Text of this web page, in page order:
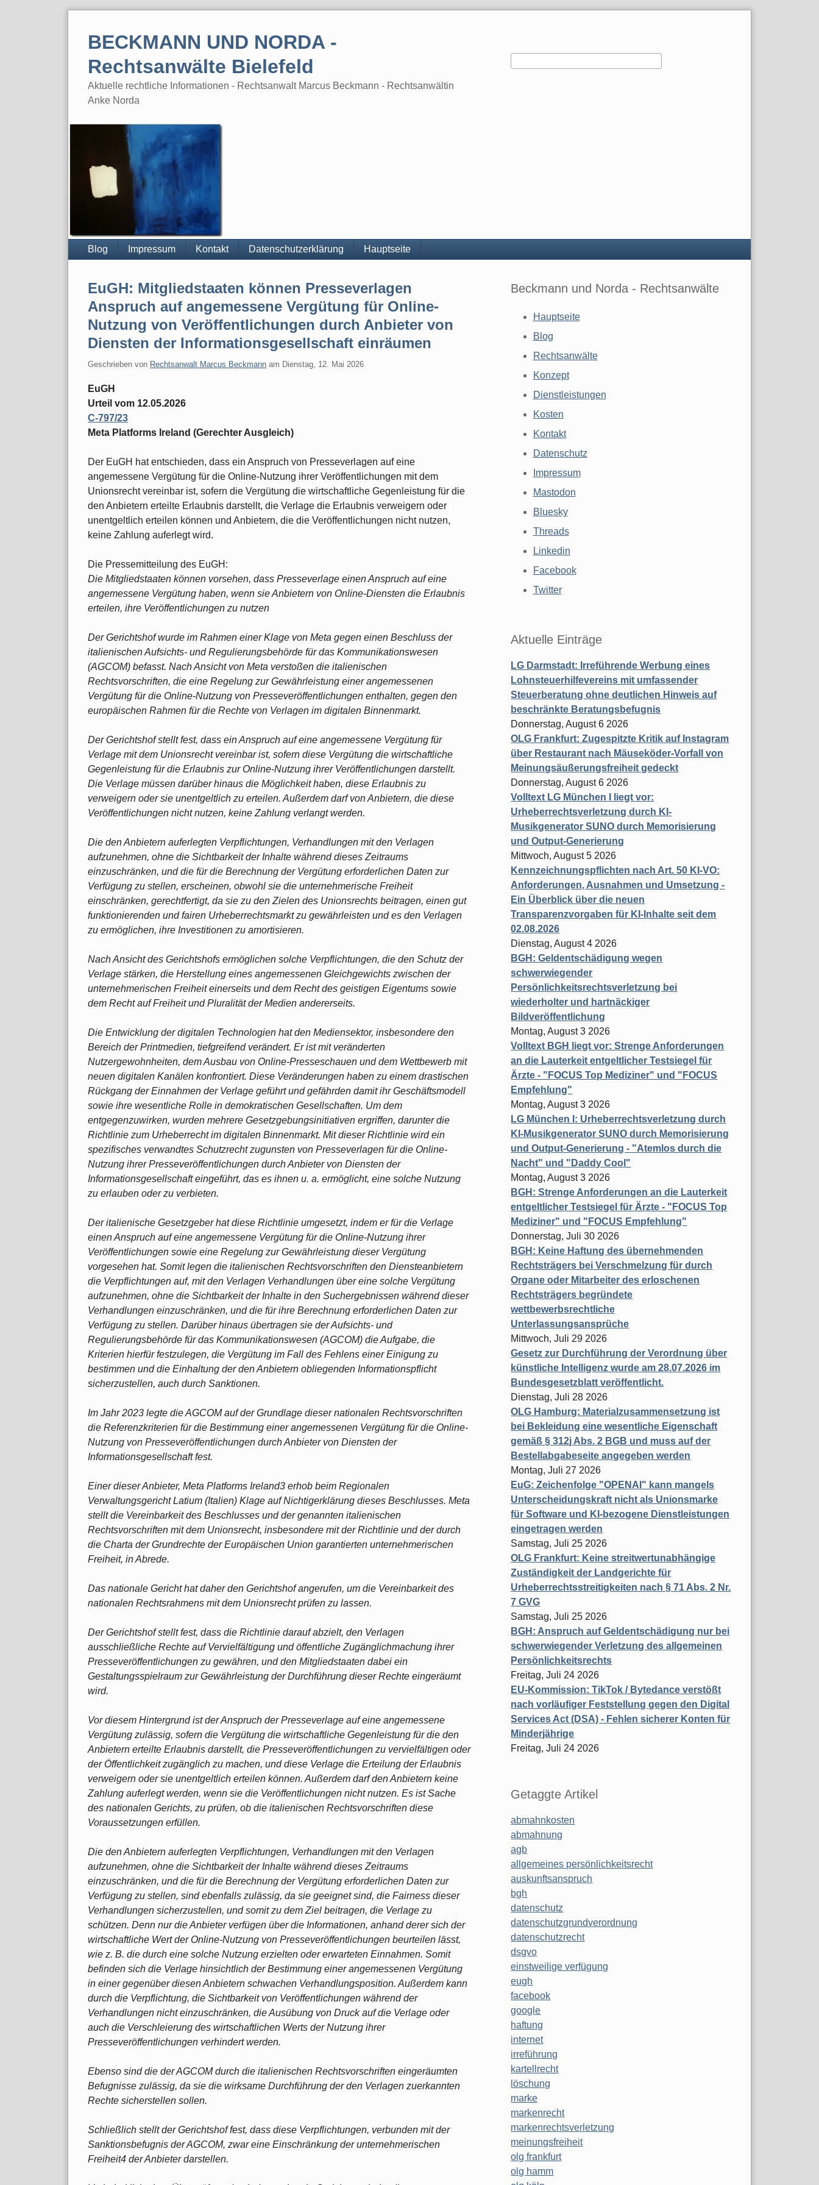
BECKMANN UND NORDA -
Rechtsanwälte Bielefeld
Aktuelle rechtliche Informationen - Rechtsanwalt Marcus Beckmann - Rechtsanwältin
Anke Norda
Blog Impressum Kontakt Datenschutzerklärung Hauptseite
EuGH: Mitgliedstaaten können Presseverlagen
Anspruch auf angemessene Vergütung für Online-
Nutzung von Veröffentlichungen durch Anbieter von
Diensten der Informationsgesellschaft einräumen
Geschrieben von Rechtsanwalt Marcus Beckmann am Dienstag, 12. Mai 2026
EuGH
Urteil vom 12.05.2026
C-797/23
Meta Platforms Ireland (Gerechter Ausgleich)
Der EuGH hat entschieden, dass ein Anspruch von Presseverlagen auf eine
angemessene Vergütung für die Online-Nutzung ihrer Veröffentlichungen mit dem
Unionsrecht vereinbar ist, sofern die Vergütung die wirtschaftliche Gegenleistung für die
den Anbietern erteilte Erlaubnis darstellt, die Verlage die Erlaubnis verweigern oder
unentgeltlich erteilen können und Anbietern, die die Veröffentlichungen nicht nutzen,
keine Zahlung auferlegt wird.
Die Pressemitteilung des EuGH:
Die Mitgliedstaaten können vorsehen, dass Presseverlage einen Anspruch auf eine
angemessene Vergütung haben, wenn sie Anbietern von Online-Diensten die Erlaubnis
erteilen, ihre Veröffentlichungen zu nutzen
Der Gerichtshof wurde im Rahmen einer Klage von Meta gegen einen Beschluss der
italienischen Aufsichts- und Regulierungsbehörde für das Kommunikationswesen
(AGCOM) befasst. Nach Ansicht von Meta verstoßen die italienischen
Rechtsvorschriften, die eine Regelung zur Gewährleistung einer angemessenen
Vergütung für die Online-Nutzung von Presseveröffentlichungen enthalten, gegen den
europäischen Rahmen für die Rechte von Verlagen im digitalen Binnenmarkt.
Der Gerichtshof stellt fest, dass ein Anspruch auf eine angemessene Vergütung für
Verlage mit dem Unionsrecht vereinbar ist, sofern diese Vergütung die wirtschaftliche
Gegenleistung für die Erlaubnis zur Online-Nutzung ihrer Veröffentlichungen darstellt.
Die Verlage müssen darüber hinaus die Möglichkeit haben, diese Erlaubnis zu
verweigern oder sie unentgeltlich zu erteilen. Außerdem darf von Anbietern, die diese
Veröffentlichungen nicht nutzen, keine Zahlung verlangt werden.
Die den Anbietern auferlegten Verpflichtungen, Verhandlungen mit den Verlagen
aufzunehmen, ohne die Sichtbarkeit der Inhalte während dieses Zeitraums
einzuschränken, und die für die Berechnung der Vergütung erforderlichen Daten zur
Verfügung zu stellen, erscheinen, obwohl sie die unternehmerische Freiheit
einschränken, gerechtfertigt, da sie zu den Zielen des Unionsrechts beitragen, einen gut
funktionierenden und fairen Urheberrechtsmarkt zu gewährleisten und es den Verlagen
zu ermöglichen, ihre Investitionen zu amortisieren.
Nach Ansicht des Gerichtshofs ermöglichen solche Verpflichtungen, die den Schutz der
Verlage stärken, die Herstellung eines angemessenen Gleichgewichts zwischen der
unternehmerischen Freiheit einerseits und dem Recht des geistigen Eigentums sowie
dem Recht auf Freiheit und Pluralität der Medien andererseits.
Die Entwicklung der digitalen Technologien hat den Mediensektor, insbesondere den
Bereich der Printmedien, tiefgreifend verändert. Er ist mit veränderten
Nutzergewohnheiten, dem Ausbau von Online-Presseschauen und dem Wettbewerb mit
neuen digitalen Kanälen konfrontiert. Diese Veränderungen haben zu einem drastischen
Rückgang der Einnahmen der Verlage geführt und gefährden damit ihr Geschäftsmodell
sowie ihre wesentliche Rolle in demokratischen Gesellschaften. Um dem
entgegenzuwirken, wurden mehrere Gesetzgebungsinitiativen ergriffen, darunter die
Richtlinie zum Urheberrecht im digitalen Binnenmarkt. Mit dieser Richtlinie wird ein
spezifisches verwandtes Schutzrecht zugunsten von Presseverlagen für die Online-
Nutzung ihrer Presseveröffentlichungen durch Anbieter von Diensten der
Informationsgesellschaft eingeführt, das es ihnen u. a. ermöglicht, eine solche Nutzung
zu erlauben oder zu verbieten.
Der italienische Gesetzgeber hat diese Richtlinie umgesetzt, indem er für die Verlage
einen Anspruch auf eine angemessene Vergütung für die Online-Nutzung ihrer
Veröffentlichungen sowie eine Regelung zur Gewährleistung dieser Vergütung
vorgesehen hat. Somit legen die italienischen Rechtsvorschriften den Diensteanbietern
die Verpflichtungen auf, mit den Verlagen Verhandlungen über eine solche Vergütung
aufzunehmen, ohne die Sichtbarkeit der Inhalte in den Suchergebnissen während dieser
Verhandlungen einzuschränken, und die für ihre Berechnung erforderlichen Daten zur
Verfügung zu stellen. Darüber hinaus übertragen sie der Aufsichts- und
Regulierungsbehörde für das Kommunikationswesen (AGCOM) die Aufgabe, die
Kriterien hierfür festzulegen, die Vergütung im Fall des Fehlens einer Einigung zu
bestimmen und die Einhaltung der den Anbietern obliegenden Informationspflicht
sicherzustellen, auch durch Sanktionen.
Im Jahr 2023 legte die AGCOM auf der Grundlage dieser nationalen Rechtsvorschriften
die Referenzkriterien für die Bestimmung einer angemessenen Vergütung für die Online-
Nutzung von Presseveröffentlichungen durch Anbieter von Diensten der
Informationsgesellschaft fest.
Einer dieser Anbieter, Meta Platforms Ireland3 erhob beim Regionalen
Verwaltungsgericht Latium (Italien) Klage auf Nichtigerklärung dieses Beschlusses. Meta
stellt die Vereinbarkeit des Beschlusses und der genannten italienischen
Rechtsvorschriften mit dem Unionsrecht, insbesondere mit der Richtlinie und der durch
die Charta der Grundrechte der Europäischen Union garantierten unternehmerischen
Freiheit, in Abrede.
Das nationale Gericht hat daher den Gerichtshof angerufen, um die Vereinbarkeit des
nationalen Rechtsrahmens mit dem Unionsrecht prüfen zu lassen.
Der Gerichtshof stellt fest, dass die Richtlinie darauf abzielt, den Verlagen
ausschließliche Rechte auf Vervielfältigung und öffentliche Zugänglichmachung ihrer
Presseveröffentlichungen zu gewähren, und den Mitgliedstaaten dabei ein
Gestaltungsspielraum zur Gewährleistung der Durchführung dieser Rechte eingeräumt
wird.
Vor diesem Hintergrund ist der Anspruch der Presseverlage auf eine angemessene
Vergütung zulässig, sofern die Vergütung die wirtschaftliche Gegenleistung für die den
Anbietern erteilte Erlaubnis darstellt, die Presseveröffentlichungen zu vervielfältigen oder
der Öffentlichkeit zugänglich zu machen, und diese Verlage die Erteilung der Erlaubnis
verweigern oder sie unentgeltlich erteilen können. Außerdem darf den Anbietern keine
Zahlung auferlegt werden, wenn sie die Veröffentlichungen nicht nutzen. Es ist Sache
des nationalen Gerichts, zu prüfen, ob die italienischen Rechtsvorschriften diese
Voraussetzungen erfüllen.
Die den Anbietern auferlegten Verpflichtungen, Verhandlungen mit den Verlagen
aufzunehmen, ohne die Sichtbarkeit der Inhalte während dieses Zeitraums
einzuschränken, und die für die Berechnung der Vergütung erforderlichen Daten zur
Verfügung zu stellen, sind ebenfalls zulässig, da sie geeignet sind, die Fairness dieser
Verhandlungen sicherzustellen, und somit zu dem Ziel beitragen, die Verlage zu
schützen. Denn nur die Anbieter verfügen über die Informationen, anhand derer sich der
wirtschaftliche Wert der Online-Nutzung von Presseveröffentlichungen beurteilen lässt,
wie z. B. die durch eine solche Nutzung erzielten oder erwarteten Einnahmen. Somit
befinden sich die Verlage hinsichtlich der Bestimmung einer angemessenen Vergütung
in einer gegenüber diesen Anbietern schwachen Verhandlungsposition. Außerdem kann
durch die Verpflichtung, die Sichtbarkeit von Veröffentlichungen während der
Verhandlungen nicht einzuschränken, die Ausübung von Druck auf die Verlage oder
auch die Verschleierung des wirtschaftlichen Werts der Nutzung ihrer
Presseveröffentlichungen verhindert werden.
Ebenso sind die der AGCOM durch die italienischen Rechtsvorschriften eingeräumten
Befugnisse zulässig, da sie die wirksame Durchführung der den Verlagen zuerkannten
Rechte sicherstellen sollen.
Schließlich stellt der Gerichtshof fest, dass diese Verpflichtungen, verbunden mit der
Sanktionsbefugnis der AGCOM, zwar eine Einschränkung der unternehmerischen
Freiheit4 der Anbieter darstellen.
Beckmann und Norda - Rechtsanwälte
Hauptseite
Blog
Rechtsanwälte
Konzept
Dienstleistungen
Kosten
Kontakt
Datenschutz
Impressum
Mastodon
Bluesky
Threads
Linkedin
Facebook
Twitter
Aktuelle Einträge
LG Darmstadt: Irreführende Werbung eines
Lohnsteuerhilfevereins mit umfassender
Steuerberatung ohne deutlichen Hinweis auf
beschränkte Beratungsbefugnis
Donnerstag, August 6 2026
OLG Frankfurt: Zugespitzte Kritik auf Instagram
über Restaurant nach Mäuseköder-Vorfall von
Meinungsäußerungsfreiheit gedeckt
Donnerstag, August 6 2026
Volltext LG München I liegt vor:
Urheberrechtsverletzung durch KI-
Musikgenerator SUNO durch Memorisierung
und Output-Generierung
Mittwoch, August 5 2026
Kennzeichnungspflichten nach Art. 50 KI-VO:
Anforderungen, Ausnahmen und Umsetzung -
Ein Überblick über die neuen
Transparenzvorgaben für KI-Inhalte seit dem
02.08.2026
Dienstag, August 4 2026
BGH: Geldentschädigung wegen
schwerwiegender
Persönlichkeitsrechtsverletzung bei
wiederholter und hartnäckiger
Bildveröffentlichung
Montag, August 3 2026
Volltext BGH liegt vor: Strenge Anforderungen
an die Lauterkeit entgeltlicher Testsiegel für
Ärzte - "FOCUS Top Mediziner" und "FOCUS
Empfehlung"
Montag, August 3 2026
LG München I: Urheberrechtsverletzung durch
KI-Musikgenerator SUNO durch Memorisierung
und Output-Generierung - "Atemlos durch die
Nacht" und "Daddy Cool"
Montag, August 3 2026
BGH: Strenge Anforderungen an die Lauterkeit
entgeltlicher Testsiegel für Ärzte - "FOCUS Top
Mediziner" und "FOCUS Empfehlung"
Donnerstag, Juli 30 2026
BGH: Keine Haftung des übernehmenden
Rechtsträgers bei Verschmelzung für durch
Organe oder Mitarbeiter des erloschenen
Rechtsträgers begründete
wettbewerbsrechtliche
Unterlassungsansprüche
Mittwoch, Juli 29 2026
Gesetz zur Durchführung der Verordnung über
künstliche Intelligenz wurde am 28.07.2026 im
Bundesgesetzblatt veröffentlicht.
Dienstag, Juli 28 2026
OLG Hamburg: Materialzusammensetzung ist
bei Bekleidung eine wesentliche Eigenschaft
gemäß § 312j Abs. 2 BGB und muss auf der
Bestellabgabeseite angegeben werden
Montag, Juli 27 2026
EuG: Zeichenfolge "OPENAI" kann mangels
Unterscheidungskraft nicht als Unionsmarke
für Software und KI-bezogene Dienstleistungen
eingetragen werden
Samstag, Juli 25 2026
OLG Frankfurt: Keine streitwertunabhängige
Zuständigkeit der Landgerichte für
Urheberrechtsstreitigkeiten nach § 71 Abs. 2 Nr.
7 GVG
Samstag, Juli 25 2026
BGH: Anspruch auf Geldentschädigung nur bei
schwerwiegender Verletzung des allgemeinen
Persönlichkeitsrechts
Freitag, Juli 24 2026
EU-Kommission: TikTok / Bytedance verstößt
nach vorläufiger Feststellung gegen den Digital
Services Act (DSA) - Fehlen sicherer Konten für
Minderjährige
Freitag, Juli 24 2026
Getaggte Artikel
abmahnkosten
abmahnung
agb
allgemeines persönlichkeitsrecht
auskunftsanspruch
bgh
datenschutz
datenschutzgrundverordnung
datenschutzrecht
dsgvo
einstweilige verfügung
eugh
facebook
google
haftung
internet
irreführung
kartellrecht
löschung
marke
markenrecht
markenrechtsverletzung
meinungsfreiheit
olg frankfurt
olg hamm